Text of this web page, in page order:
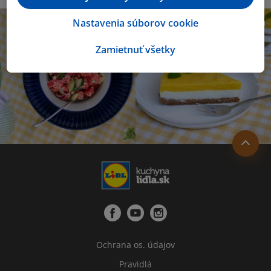
Ochrana os. údajov
Pravidlá
Zamietnuť všetky
Nastavenia súborov cookie